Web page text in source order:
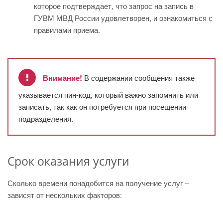
которое подтверждает, что запрос на запись в
ГУВМ МВД России удовлетворен, и ознакомиться с
правилами приема.
Внимание! В содержании сообщения также
указывается пин-код, который важно запомнить или
записать, так как он потребуется при посещении
подразделения.
Срок оказания услуги
Сколько времени понадобится на получение услуг –
зависят от нескольких факторов: